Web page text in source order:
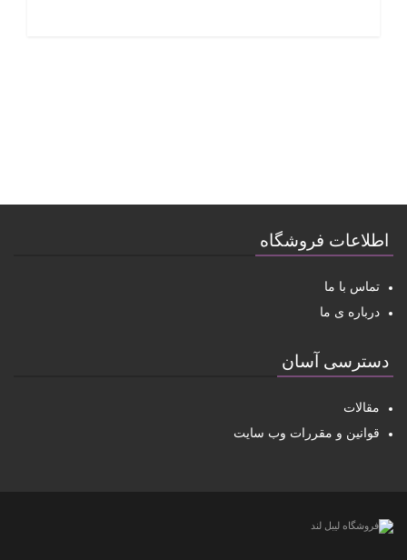
اطلاعات فروشگاه
تماس با ما
درباره ی ما
دسترسی آسان
مقالات
قوانین و مقررات وب سایت